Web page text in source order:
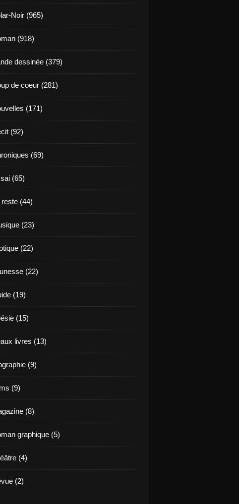
Noir (965)
(918)
dessinée (379)
de coeur (281)
(171)
(92)
(69)
(65)
reste (44)
(23)
(22)
(22)
(19)
(15)
livres (13)
(9)
(9)
(8)
graphique (5)
(4)
(2)